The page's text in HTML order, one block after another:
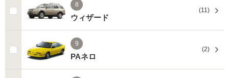
8
ウィザード
(11)
9
PAネロ
(2)